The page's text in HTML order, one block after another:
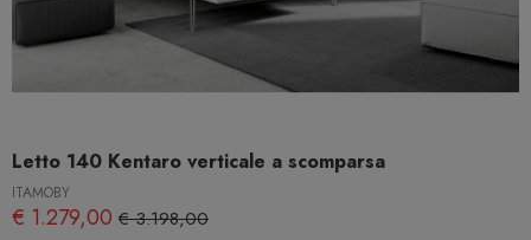
Letto 140 Kentaro verticale a scomparsa
ITAMOBY
€ 1.279,00 € 3.198,00